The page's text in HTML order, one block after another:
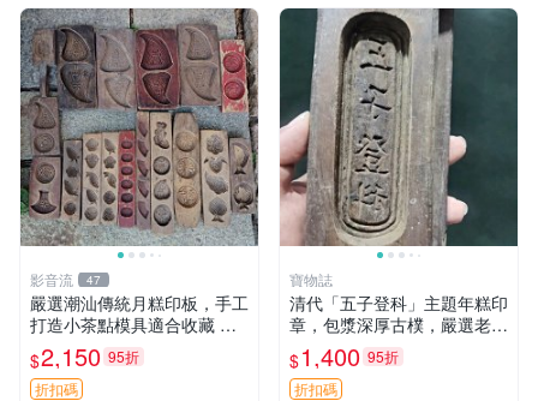
影音流 47
嚴選潮汕傳統月糕印板，手工
打造小茶點模具適合收藏 月
糕 潮式糕點 印模
$2,150 95折
折扣碼
寶物誌
清代「五子登科」主題年糕印
章，包漿深厚古樸，嚴選老貨
推薦，適合收藏家珍藏 五子
登科 清代 印章
$1,400 95折
折扣碼